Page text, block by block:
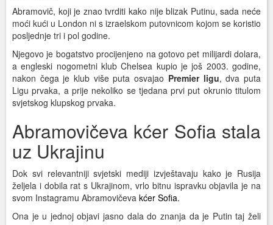
Abramovič, koji je znao tvrditi kako nije blizak Putinu, sada neće
moći kući u London ni s izraelskom putovnicom kojom se koristio
posljednje tri i pol godine.
Njegovo je bogatstvo procijenjeno na gotovo pet milijardi dolara,
a engleski nogometni klub Chelsea kupio je još 2003. godine,
nakon čega je klub više puta osvajao Premier ligu, dva puta
Ligu prvaka, a prije nekoliko se tjedana prvi put okrunio titulom
svjetskog klupskog prvaka.
Abramovičeva kćer Sofia stala
uz Ukrajinu
Dok svi relevantniji svjetski mediji izvještavaju kako je Rusija
željela i dobila rat s Ukrajinom, vrlo bitnu ispravku objavila je na
svom Instagramu Abramovičeva kćer Sofia.
Ona je u jednoj objavi jasno dala do znanja da je Putin taj želi